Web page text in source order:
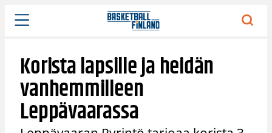
Siirry
sisältöön
Korista lapsille ja heidän
vanhemmilleen
Leppävaarassa